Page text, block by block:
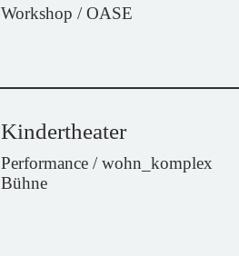
Workshop / OASE
Kindertheater
Performance / wohn_komplex
Bühne